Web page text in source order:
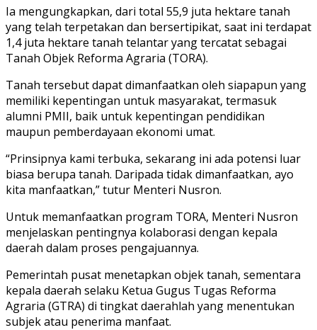
Ia mengungkapkan, dari total 55,9 juta hektare tanah
yang telah terpetakan dan bersertipikat, saat ini terdapat
1,4 juta hektare tanah telantar yang tercatat sebagai
Tanah Objek Reforma Agraria (TORA).
Tanah tersebut dapat dimanfaatkan oleh siapapun yang
memiliki kepentingan untuk masyarakat, termasuk
alumni PMII, baik untuk kepentingan pendidikan
maupun pemberdayaan ekonomi umat.
“Prinsipnya kami terbuka, sekarang ini ada potensi luar
biasa berupa tanah. Daripada tidak dimanfaatkan, ayo
kita manfaatkan,” tutur Menteri Nusron.
Untuk memanfaatkan program TORA, Menteri Nusron
menjelaskan pentingnya kolaborasi dengan kepala
daerah dalam proses pengajuannya.
Pemerintah pusat menetapkan objek tanah, sementara
kepala daerah selaku Ketua Gugus Tugas Reforma
Agraria (GTRA) di tingkat daerahlah yang menentukan
subjek atau penerima manfaat.